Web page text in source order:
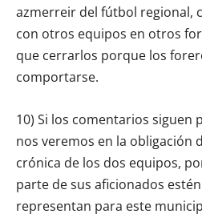
azmerreir del fútbol regional,
con otros equipos en otros
que cerrarlos porque los
comportarse.
10) Si los comentarios
nos veremos en la obligación
crónica de los dos equipos,
parte de sus aficionados
representan para este